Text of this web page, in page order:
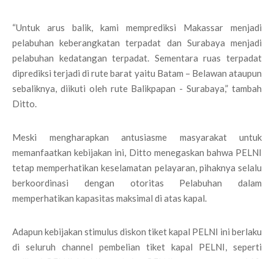
“Untuk arus balik, kami memprediksi Makassar menjadi
pelabuhan keberangkatan terpadat dan Surabaya menjadi
pelabuhan kedatangan terpadat. Sementara ruas terpadat
diprediksi terjadi di rute barat yaitu Batam – Belawan ataupun
sebaliknya, diikuti oleh rute Balikpapan - Surabaya,” tambah
Ditto.
Meski mengharapkan antusiasme masyarakat untuk
memanfaatkan kebijakan ini, Ditto menegaskan bahwa PELNI
tetap memperhatikan keselamatan pelayaran, pihaknya selalu
berkoordinasi dengan otoritas Pelabuhan dalam
memperhatikan kapasitas maksimal di atas kapal.
Adapun kebijakan stimulus diskon tiket kapal PELNI ini berlaku
di seluruh channel pembelian tiket kapal PELNI, seperti